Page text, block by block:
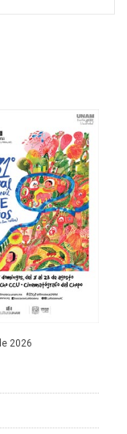
2026